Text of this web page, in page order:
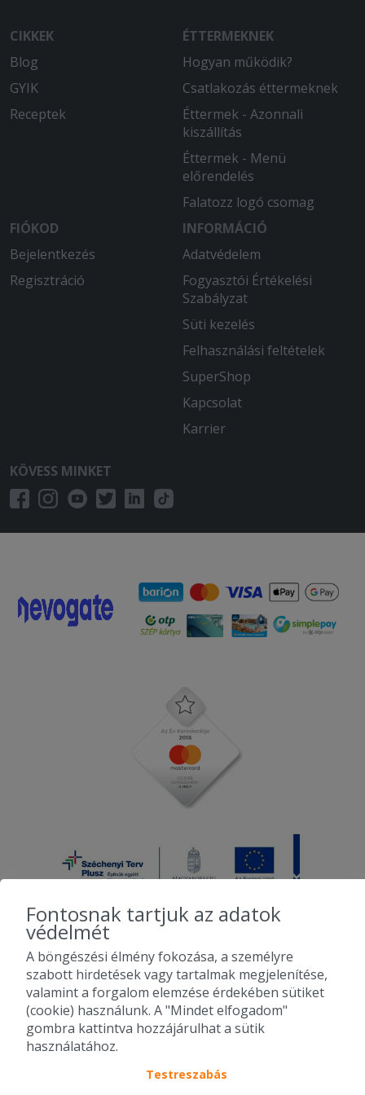
CIKKEK
Blog
GYIK
Receptek
ÉTTERMEKNEK
Hogyan működik?
Csatlakozás éttermeknek
Éttermek - Azonnali
kiszállítás
Éttermek - Menü
előrendelés
Falatozz logó csomag
FIÓKOD
Bejelentkezés
Regisztráció
INFORMÁCIÓ
Adatvédelem
Fogyasztói Értékelési
Szabályzat
Süti kezelés
Felhasználási feltételek
SuperShop
Kapcsolat
Karrier
KÖVESS MINKET
2010-2026 Copyright - Falatozz.hu - Diston-line Kft.
Pizza, gyros, hamburger, menük kedvező áron, egy helyen az összes
étterem ajánlata.
Fontosnak tartjuk az adatok
védelmét
A böngészési élmény fokozása, a személyre
szabott hirdetések vagy tartalmak megjelenítése,
valamint a forgalom elemzése érdekében sütiket
(cookie) használunk. A "Mindet elfogadom"
gombra kattintva hozzájárulhat a sütik
használatához.
Testreszabás